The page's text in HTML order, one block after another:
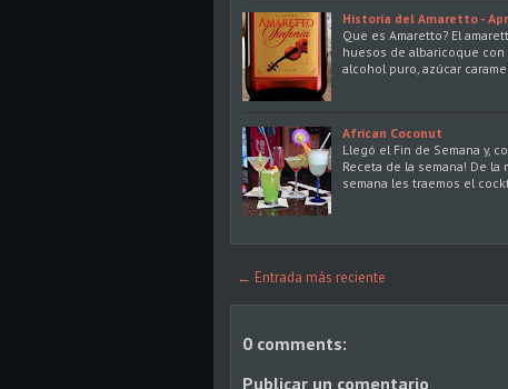
Historia del Amaretto -
Que es Amaretto? El
huesos de albaricoque
alcohol puro, azúcar
African Coconut
Llegó el Fin de Semana y,
Receta de la semana! De
semana les traemos el
← Entrada más reciente
0 comments:
Publicar un comentario